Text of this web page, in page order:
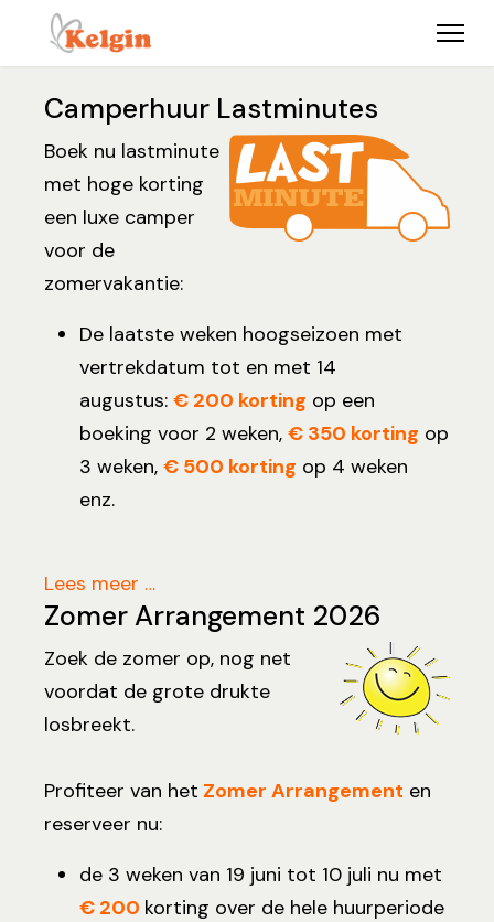
Schitterend design Scherpe prijzen
Camperhuur Lastminutes
Boek nu lastminute
met hoge korting
een luxe camper
voor de
zomervakantie:
De laatste weken hoogseizoen met
vertrekdatum tot en met 14
augustus: € 200 korting op een
boeking voor 2 weken, € 350 korting op
3 weken, € 500 korting op 4 weken
enz.
Lees meer …
Zomer Arrangement 2026
Zoek de zomer op, nog net
voordat de grote drukte
losbreekt.
Profiteer van het Zomer Arrangement en
reserveer nu:
de 3 weken van 19 juni tot 10 juli nu met
€ 200 korting over de hele huurperiode